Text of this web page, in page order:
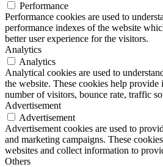
Performance
Performance cookies are used to
performance indexes of the website
better user experience for the visitors.
Analytics
Analytics
Analytical cookies are used to
the website. These cookies help
number of visitors, bounce rate, traffic
Advertisement
Advertisement
Advertisement cookies are used to
and marketing campaigns. These
websites and collect information to
Others